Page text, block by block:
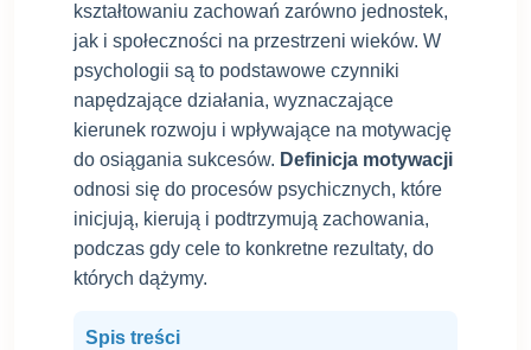
kształtowaniu zachowań zarówno jednostek,
jak i społeczności na przestrzeni wieków. W
psychologii są to podstawowe czynniki
napędzające działania, wyznaczające
kierunek rozwoju i wpływające na motywację
do osiągania sukcesów. Definicja motywacji
odnosi się do procesów psychicznych, które
inicjują, kierują i podtrzymują zachowania,
podczas gdy cele to konkretne rezultaty, do
których dążymy.
Spis treści